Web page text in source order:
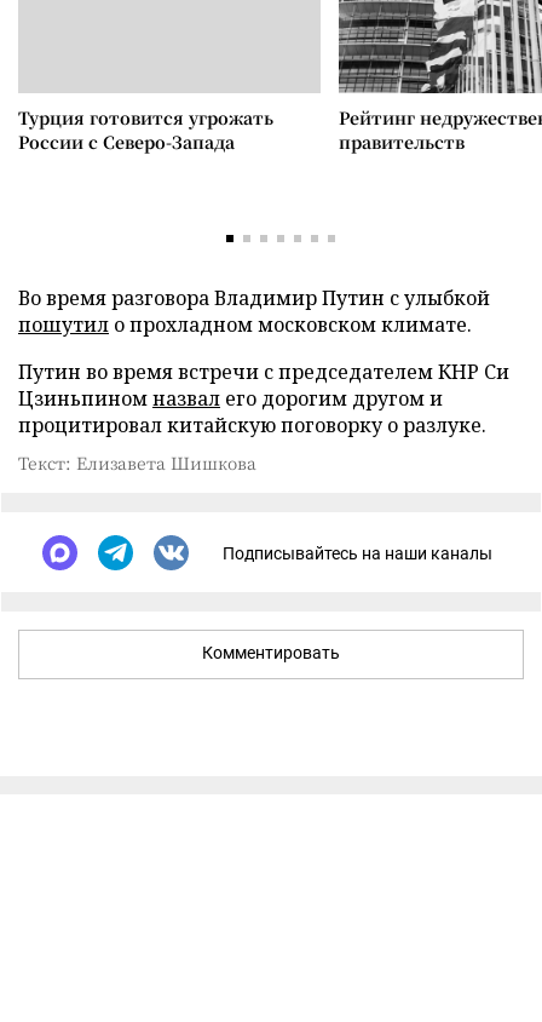
Турция готовится угрожать
России с Северо-Запада
Рейтинг
правительств
Во время разговора Владимир Путин с улыбкой
пошутил о прохладном московском климате.
Путин во время встречи с председателем КНР Си
Цзиньпиномназвал его дорогим другом и
процитировал китайскую поговорку о разлуке.
Текст: Елизавета Шишкова
Подписывайтесь на наши каналы
Комментировать